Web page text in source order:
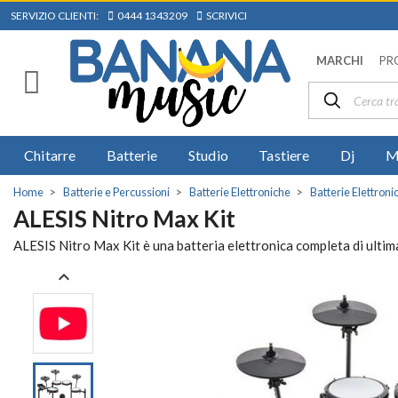
SERVIZIO CLIENTI: 0444 1343209 SCRIVICI
MARCHI
Chitarre Batterie Studio Tastiere Dj
Home Batterie e Percussioni Batterie Elettroniche Batterie
ALESIS Nitro Max Kit
ALESIS Nitro Max Kit è una batteria elettronica completa di
